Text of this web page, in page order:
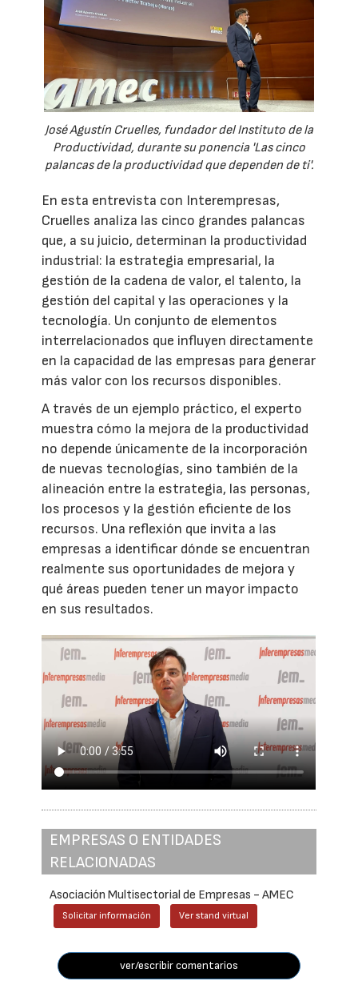
José Agustín Cruelles, fundador del Instituto de la
Productividad, durante su ponencia 'Las cinco
palancas de la productividad que dependen de ti'.
En esta entrevista con Interempresas,
Cruelles analiza las cinco grandes palancas
que, a su juicio, determinan la productividad
industrial: la estrategia empresarial, la
gestión de la cadena de valor, el talento, la
gestión del capital y las operaciones y la
tecnología. Un conjunto de elementos
interrelacionados que influyen directamente
en la capacidad de las empresas para generar
más valor con los recursos disponibles.
A través de un ejemplo práctico, el experto
muestra cómo la mejora de la productividad
no depende únicamente de la incorporación
de nuevas tecnologías, sino también de la
alineación entre la estrategia, las personas,
los procesos y la gestión eficiente de los
recursos. Una reflexión que invita a las
empresas a identificar dónde se encuentran
realmente sus oportunidades de mejora y
qué áreas pueden tener un mayor impacto
en sus resultados.
EMPRESAS O ENTIDADES
RELACIONADAS
Asociación Multisectorial de Empresas - AMEC
Solicitar información Ver stand virtual
ver/escribir comentarios